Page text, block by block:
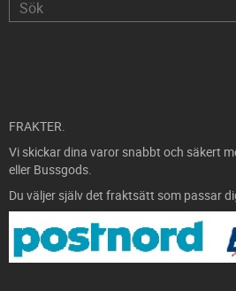
FRAKTER.
Vi skickar dina varor snabbt och säkert
eller Bussgods.
Du väljer själv det fraktsätt som passar